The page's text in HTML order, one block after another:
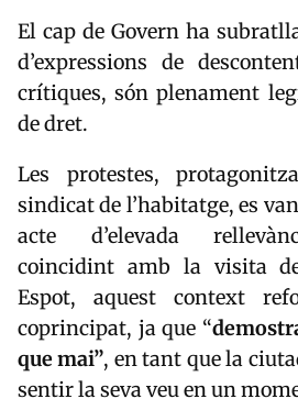
El cap de Govern ha
d’expressions de
crítiques, són plenament
de dret.
Les protestes,
sindicat de l’habitatge, es
acte d’elevada
coincidint amb la visita
Espot, aquest context
coprincipat, ja que “
que mai”, en tant que la
sentir la seva veu en un